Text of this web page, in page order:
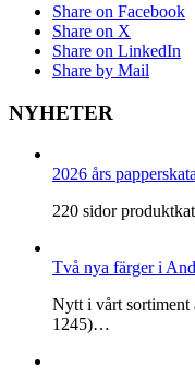
Share on Facebook
Share on X
Share on LinkedIn
Share by Mail
NYHETER
2026 års
220 sidor
Två nya färger i
Nytt i vårt sortiment
1245)…